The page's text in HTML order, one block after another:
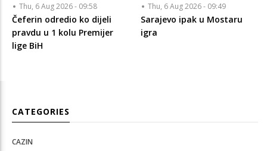
Thu, 6 Aug 2026 - 09:58
Čeferin odredio ko dijeli
pravdu u 1 kolu Premijer
lige BiH
Thu, 6 Aug 2026 - 09:49
Sarajevo ipak u Mostaru
igra
CATEGORIES
CAZIN